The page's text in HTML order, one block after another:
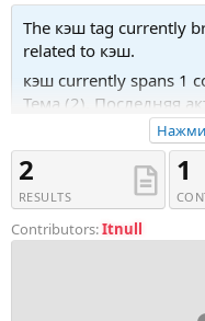
The кэш tag currently
related to кэш.
кэш currently spans 1
Тема (2). Последняя
Recent tagged content
Нейрокэш. Тариф
Rocket - WordPress
2
RESULTS
1
Contributors:Itnull